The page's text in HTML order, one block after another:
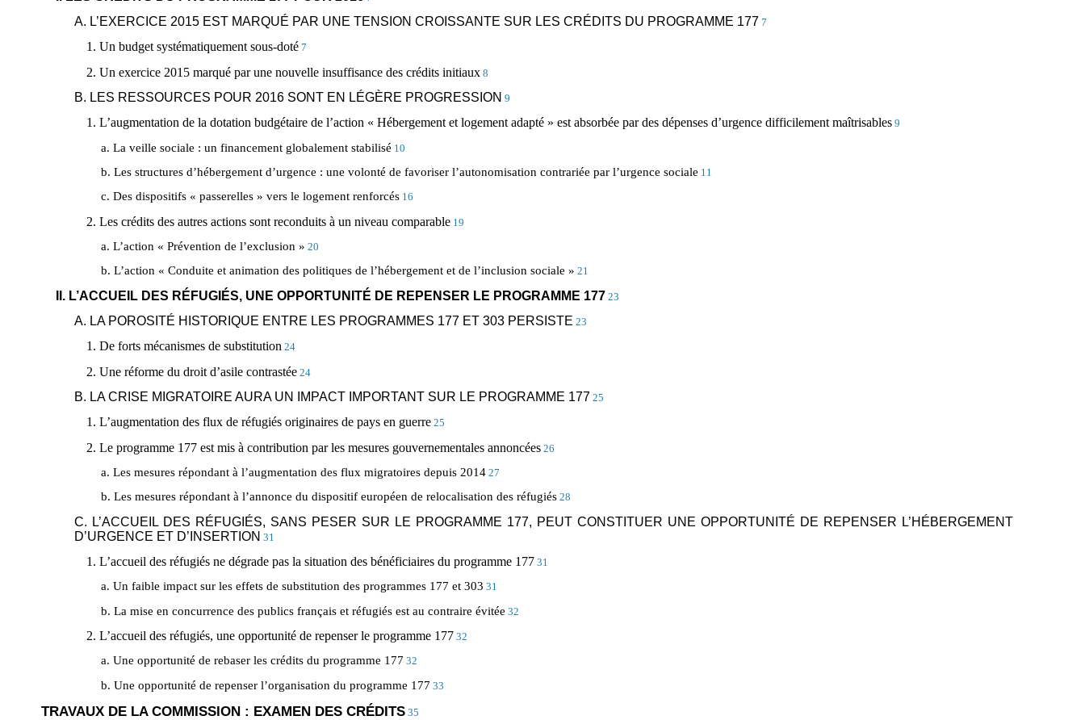
A. L’EXERCICE 2015 EST MARQUÉ PAR UNE TENSION CROISSANTE SUR LES CRÉDITS DU PROGRAMME 177 7
1. Un budget systématiquement sous-doté7
2. Un exercice 2015 marqué par une nouvelle insuffisance des crédits initiaux8
B. LES RESSOURCES POUR 2016 SONT EN LÉGÈRE PROGRESSION 9
1. L’augmentation de la dotation budgétaire de l’action « Hébergement et logement adapté » est absorbée par des dépenses d’urgence difficilement maîtrisables9
a. La veille sociale : un financement globalement stabilisé 10
b. Les structures d’hébergement d’urgence : une volonté de favoriser l’autonomisation contrariée par l’urgence sociale 11
c. Des dispositifs « passerelles » vers le logement renforcés 16
2. Les crédits des autres actions sont reconduits à un niveau comparable19
a. L’action « Prévention de l’exclusion » 20
b. L’action « Conduite et animation des politiques de l’hébergement et de l’inclusion sociale » 21
II. L’ACCUEIL DES RÉFUGIÉS, UNE OPPORTUNITÉ DE REPENSER LE PROGRAMME 177 23
A. LA POROSITÉ HISTORIQUE ENTRE LES PROGRAMMES 177 ET 303 PERSISTE 23
1. De forts mécanismes de substitution24
2. Une réforme du droit d’asile contrastée24
B. LA CRISE MIGRATOIRE AURA UN IMPACT IMPORTANT SUR LE PROGRAMME 177 25
1. L’augmentation des flux de réfugiés originaires de pays en guerre25
2. Le programme 177 est mis à contribution par les mesures gouvernementales annoncées26
a. Les mesures répondant à l’augmentation des flux migratoires depuis 2014 27
b. Les mesures répondant à l’annonce du dispositif européen de relocalisation des réfugiés 28
C. L’ACCUEIL DES RÉFUGIÉS, SANS PESER SUR LE PROGRAMME 177, PEUT CONSTITUER UNE OPPORTUNITÉ DE REPENSER L’HÉBERGEMENT
D’URGENCE ET D’INSERTION 31
1. L’accueil des réfugiés ne dégrade pas la situation des bénéficiaires du programme 17731
a. Un faible impact sur les effets de substitution des programmes 177 et 303 31
b. La mise en concurrence des publics français et réfugiés est au contraire évitée 32
2. L’accueil des réfugiés, une opportunité de repenser le programme 17732
a. Une opportunité de rebaser les crédits du programme 177 32
b. Une opportunité de repenser l’organisation du programme 177 33
TRAVAUX DE LA COMMISSION : EXAMEN DES CRÉDITS35